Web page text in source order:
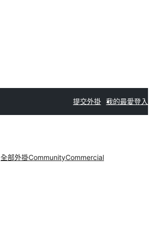
提交外掛 我的最愛登入
全部外掛CommunityCommercial